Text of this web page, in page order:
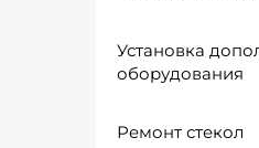
Установка
оборудования
Ремонт стекол